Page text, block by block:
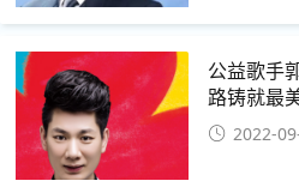
公益歌手
路铸就最
2022-